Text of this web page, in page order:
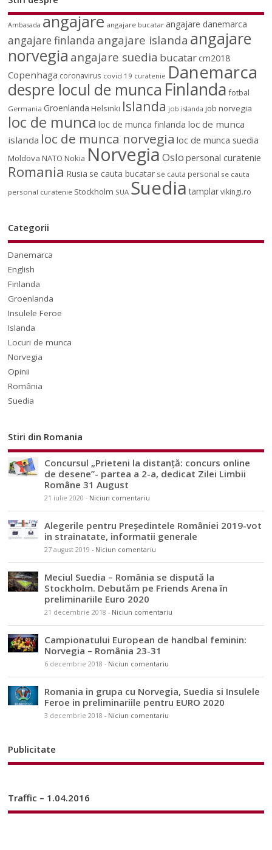
Ambasada angajare angajare bucatar angajare danemarca
angajare finlanda angajare islanda angajare
norvegia angajare suedia bucatarcm2018
Copenhaga coronavirus covid 19 curatenie Danemarca
despre locul de munca Finlanda fotbal
Germania Groenlanda Helsinki Islanda job islanda job norvegia
loc de munca loc de munca finlanda loc de munca
islanda loc de munca norvegia loc de munca suedia
Moldova NATO Nokia NorvegiaOslo personal curatenie
Romania Rusia se cauta bucatar se cauta personal se cauta
personal curatenie Stockholm SUA Suedia tamplar vikingi.ro
Categorii
Danemarca
English
Finlanda
Groenlanda
Insulele Feroe
Islanda
Locuri de munca
Norvegia
Opinii
România
Suedia
Stiri din Romania
Concursul „Prieteni la distanță: concurs online
de desene”- partea a 2-a, dedicat Zilei Limbii
Române 31 August
21 iulie 2020 - Niciun comentariu
Alegerile pentru Președintele României 2019-vot
in strainatate, informatii generale
27 august 2019 - Niciun comentariu
Meciul Suedia – România se dispută la
Stockholm. Debutăm pe Friends Arena în
preliminariile Euro 2020
21 decembrie 2018 - Niciun comentariu
Campionatului European de handbal feminin:
Norvegia – România 23-31
6 decembrie 2018 - Niciun comentariu
Romania in grupa cu Norvegia, Suedia si Insulele
Feroe in preliminariile pentru EURO 2020
3 decembrie 2018 - Niciun comentariu
Publicitate
Traffic – 1.04.2016